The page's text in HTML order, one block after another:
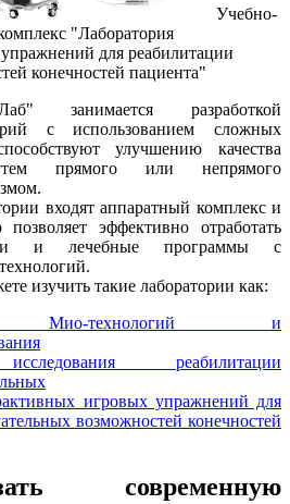
Учебно-
"Лаборатория
для реабилитации
конечностей пациента"
занимается разработкой
с использованием сложных
улучшению качества
прямого или непрямого
входят аппаратный комплекс и
эффективно отработать
и лечебные программы с
изучить такие лаборатории как:
Мио-технологий и
реабилитации
ьных
игровых упражнений для
возможностей конечностей
современную